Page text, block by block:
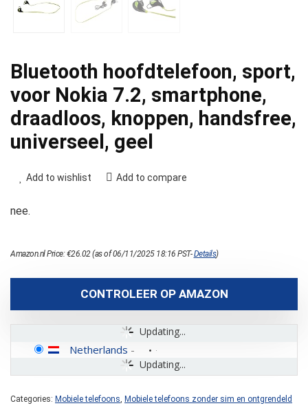
Bluetooth hoofdtelefoon, sport,
voor Nokia 7.2, smartphone,
draadloos, knoppen, handsfree,
universeel, geel
Add to wishlist Add to compare
nee.
Amazon.nl Price:€26.02 (as of 06/11/2025 18:16 PST-Details)
CONTROLEER OP AMAZON
Updating...
Updating...
Netherlands -
Categories: Mobiele telefoons, Mobiele telefoons zonder sim en ontgrendeld